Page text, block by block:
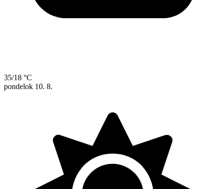
35/18 °C
pondelok 10. 8.